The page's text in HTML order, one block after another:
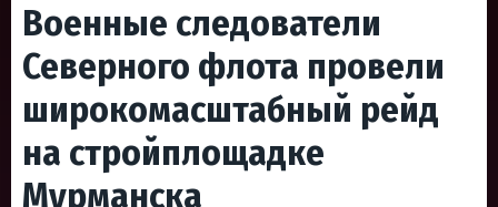
Военные следователи
Северного флота провели
широкомасштабный рейд
на стройплощадке
Мурманска